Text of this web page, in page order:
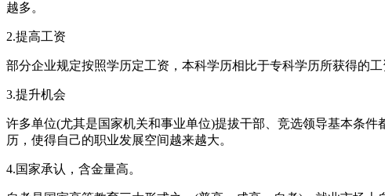
越多。
2.提高工资
部分企业规定按照学历定工资，本科学历相比于专科学历所获得的
3.提升机会
许多单位(尤其是国家机关和事业单位)提拔干部、竞选领导基本条
历，使得自己的职业发展空间越来越大。
4.国家承认，含金量高。